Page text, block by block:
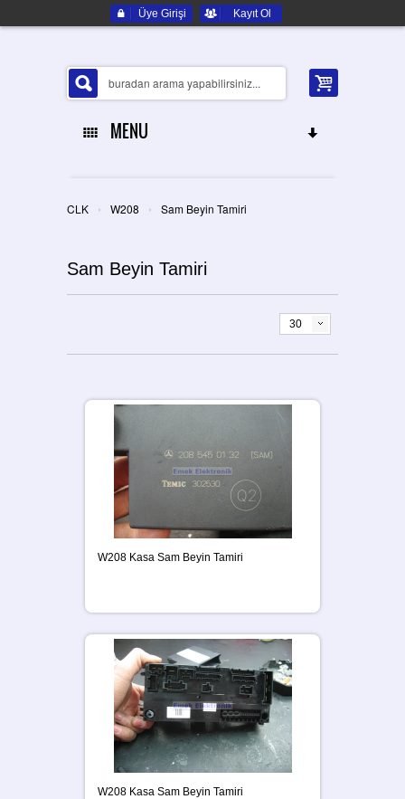
Üye Girişi Kayıt Ol
MENU
ELEKTRONIK YEDEK PARÇA
CLK › W208 › Sam Beyin Tamiri
Sam Beyin Tamiri
30
W208 Kasa Sam Beyin Tamiri
W208 Kasa Sam Beyin Tamiri